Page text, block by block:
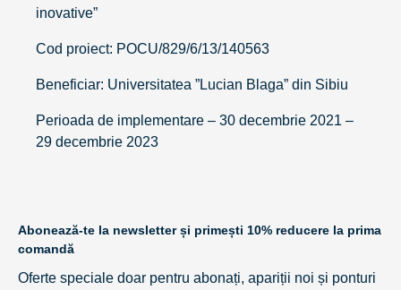
inovative”
Cod proiect: POCU/829/6/13/140563
Beneficiar: Universitatea ”Lucian Blaga” din Sibiu
Perioada de implementare – 30 decembrie 2021 –
29 decembrie 2023
Abonează-te la newsletter și primești 10% reducere la prima
comandă
Oferte speciale doar pentru abonați, apariții noi și ponturi